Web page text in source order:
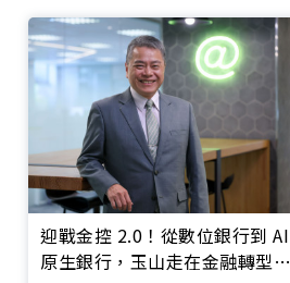
迎戰金控 2.0！從數位銀行到 AI
原生銀行，玉山走在金融轉型最